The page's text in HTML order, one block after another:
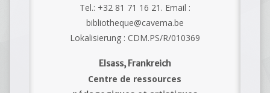
Tel.: +32 81 71 16 21. Email :
bibliotheque@cavema.be
Lokalisierung : CDM.PS/R/010369
Elsass, Frankreich
Centre de ressources